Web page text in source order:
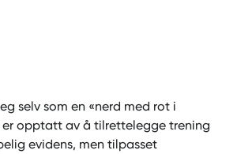
selv som en «nerd med rot i
er opptatt av å tilrettelegge trening
evidens, men tilpasset